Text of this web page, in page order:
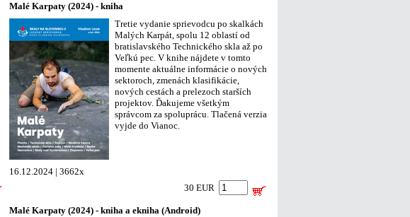
Malé Karpaty (2024) - kniha
Tretie vydanie sprievodcu po skalkách
Malých Karpát, spolu 12 oblastí od
bratislavského Technického skla až po
Veľkú pec. V knihe nájdete v tomto
momente aktuálne informácie o nových
sektoroch, zmenách klasifikácie,
nových cestách a prelezoch starších
projektov. Ďakujeme všetkým
správcom za spoluprácu. Tlačená verzia
vyjde do Vianoc.
16.12.2024 | 3662x
30 EUR
Malé Karpaty (2024) - kniha a ekniha (Android)